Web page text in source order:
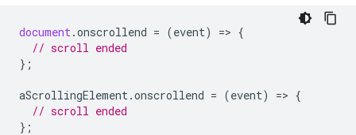
document.onscrollend = (event) => {
// scroll ended
};
aScrollingElement.onscrollend = (event) => {
// scroll ended
};